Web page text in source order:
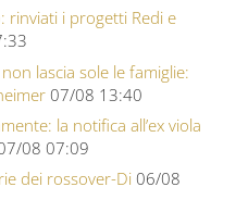
rinviati i progetti Redi e
lascia sole le famiglie:
07/08 13:40
la notifica all’ex viola
08 07:09
dei rossover-Di 06/08